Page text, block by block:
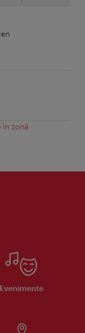
în zonă
Evenimente